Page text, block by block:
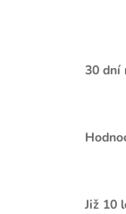
30 dní
Již 10